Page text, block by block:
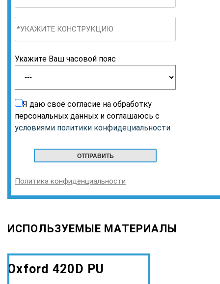
Укажите Ваш часовой пояс
Я даю своё согласие на обработку
персональных данных и соглашаюсь с
условиями политики конфидециальности
Политика конфиденциальности
ИСПОЛЬЗУЕМЫЕ МАТЕРИАЛЫ
Oxford 420D PU